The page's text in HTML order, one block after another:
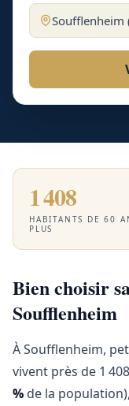
Soufflenheim
1 408
HABITANTS DE 60
PLUS
Bien choisir
Soufflenheim
À Soufflenheim,
vivent près de 1
% de la